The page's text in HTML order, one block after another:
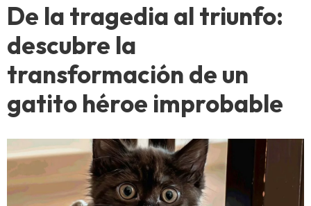
De la tragedia al triunfo:
descubre la
transformación de un
gatito héroe improbable